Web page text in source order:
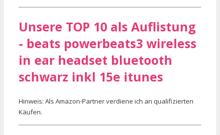
Unsere TOP 10 als Auflistung
- beats powerbeats3 wireless
in ear headset bluetooth
schwarz inkl 15e itunes
Hinweis: Als Amazon-Partner verdiene ich an qualifizierten
Käufen.